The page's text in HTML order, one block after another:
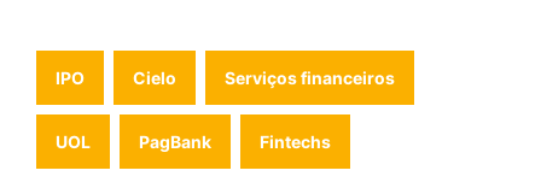
IPO Cielo Serviços financeiros
UOL PagBank Fintechs